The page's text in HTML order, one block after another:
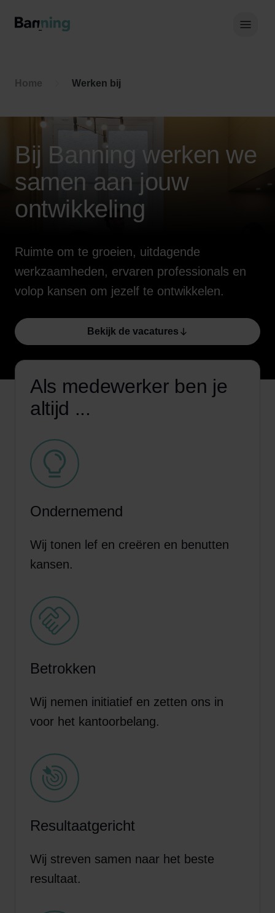
Home Werken bij
Bij Banning werken we
samen aan jouw
ontwikkeling
Ruimte om te groeien, uitdagende
werkzaamheden, ervaren professionals en
volop kansen om jezelf te ontwikkelen.
Bekijk de vacatures
Als medewerker ben je
altijd ...
Ondernemend
Wij tonen lef en creëren en benutten
kansen.
Betrokken
Wij nemen initiatief en zetten ons in
voor het kantoorbelang.
Resultaatgericht
Wij streven samen naar het beste
resultaat.